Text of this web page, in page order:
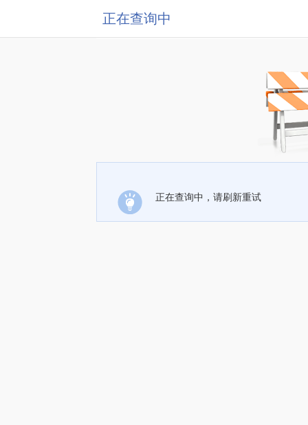
正在查询中
正在查询中，请刷新重试